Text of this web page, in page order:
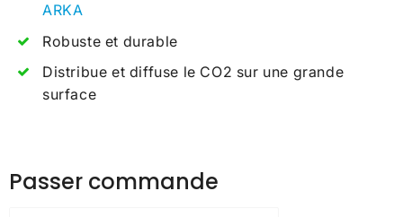
ARKA
Robuste et durable
Distribue et diffuse le CO2 sur une grande
surface
Passer commande